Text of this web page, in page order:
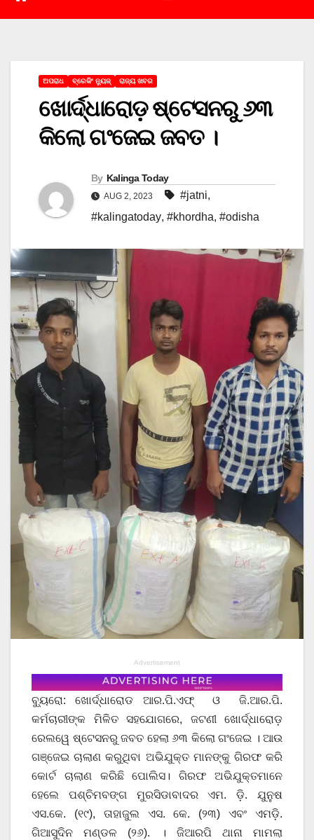
ଅପରାଧ ବ୍ରେକିଂ ନ୍ୟୁଜ୍ ରାଜ୍ୟ ଖବର
ଖୋର୍ଦ୍ଧାରୋଡ଼ ଷ୍ଟେସନରୁ ୬୩
କିଲୋ ଗଂଜେଇ ଜବତ ।
By Kalinga Today
AUG 2, 2023 #jatni,
#kalingatoday, #khordha, #odisha
Advertisement
ବ୍ୟୁରୋ: ଖୋର୍ଦ୍ଧାରୋଡ ଆର.ପି.ଏଫ୍ ଓ ଜି.ଆର.ପି.
କର୍ମଚାରୀଙ୍କ ମିଳିତ ସହଯୋଗରେ, ଜଟଣୀ ଖୋର୍ଦ୍ଧାରୋଡ଼
ରେଲୱେ ଷ୍ଟେସନରୁ ଜବତ ହେଲା ୬୩ କିଲୋ ଗଂଜେଇ । ଆଉ
ଗଞ୍ଜେଇ ଚାଲାଣ କରୁଥିବା ଅଭିଯୁକ୍ତ ମାନଙ୍କୁ ଗିରଫ କରି
କୋର୍ଟ ଚାଲାଣ କରିଛି ପୋଲିସ। ଗିରଫ ଅଭିଯୁକ୍ତମାନେ
ହେଲେ ପଶ୍ଚିମବଙ୍ଗ ମୁରସିଡାବାଦର ଏମ. ଡ଼ି. ଯୁନୁଷ
ଏସ.କେ. (୧୯), ତାହାଜୁଲ ଏସ. କେ. (୨୩) ଏବଂ ଏମଡ଼ି.
ଗିଆସୁଦିନ ମଣ୍ଡଳ (୨୬). । ଜିଆରପି ଥାନା ମାମଲା